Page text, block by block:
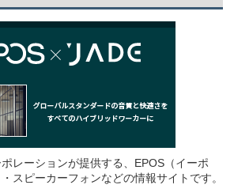
レーションが提供する、EPOS（イーポ
スピーカーフォンなどの情報サイトです。